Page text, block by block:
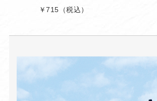
￥715 （税込）